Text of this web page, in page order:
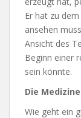
Er hat zu
ansehen
Ansicht des
Beginn einer
sein könnte.
Die
Wie geht ein